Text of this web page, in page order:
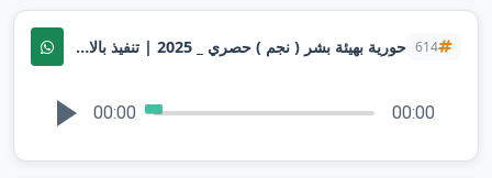
614 حورية بهيئة بشر ( نجم ) حصري _ 2025 | تنفيذ بالاسماء
00:00 00:00